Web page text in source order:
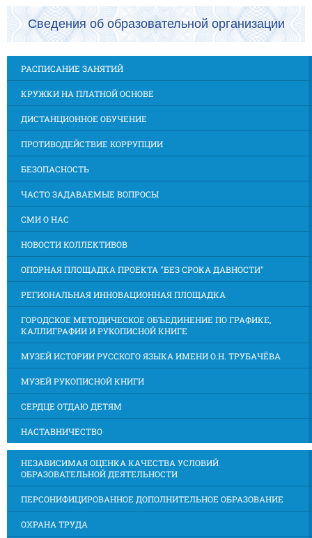
Сведения об образовательной организации
РАСПИСАНИЕ ЗАНЯТИЙ
КРУЖКИ НА ПЛАТНОЙ ОСНОВЕ
ДИСТАНЦИОННОЕ ОБУЧЕНИЕ
ПРОТИВОДЕЙСТВИЕ КОРРУПЦИИ
БЕЗОПАСНОСТЬ
ЧАСТО ЗАДАВАЕМЫЕ ВОПРОСЫ
СМИ О НАС
НОВОСТИ КОЛЛЕКТИВОВ
ОПОРНАЯ ПЛОЩАДКА ПРОЕКТА "БЕЗ СРОКА ДАВНОСТИ"
РЕГИОНАЛЬНАЯ ИННОВАЦИОННАЯ ПЛОЩАДКА
ГОРОДСКОЕ МЕТОДИЧЕСКОЕ ОБЪЕДИНЕНИЕ ПО ГРАФИКЕ,
КАЛЛИГРАФИИ И РУКОПИСНОЙ КНИГЕ
МУЗЕЙ ИСТОРИИ РУССКОГО ЯЗЫКА ИМЕНИ О.Н. ТРУБАЧЁВА
МУЗЕЙ РУКОПИСНОЙ КНИГИ
СЕРДЦЕ ОТДАЮ ДЕТЯМ
НАСТАВНИЧЕСТВО
НЕЗАВИСИМАЯ ОЦЕНКА КАЧЕСТВА УСЛОВИЙ
ОБРАЗОВАТЕЛЬНОЙ ДЕЯТЕЛЬНОСТИ
ПЕРСОНИФИЦИРОВАННОЕ ДОПОЛНИТЕЛЬНОЕ ОБРАЗОВАНИЕ
ОХРАНА ТРУДА